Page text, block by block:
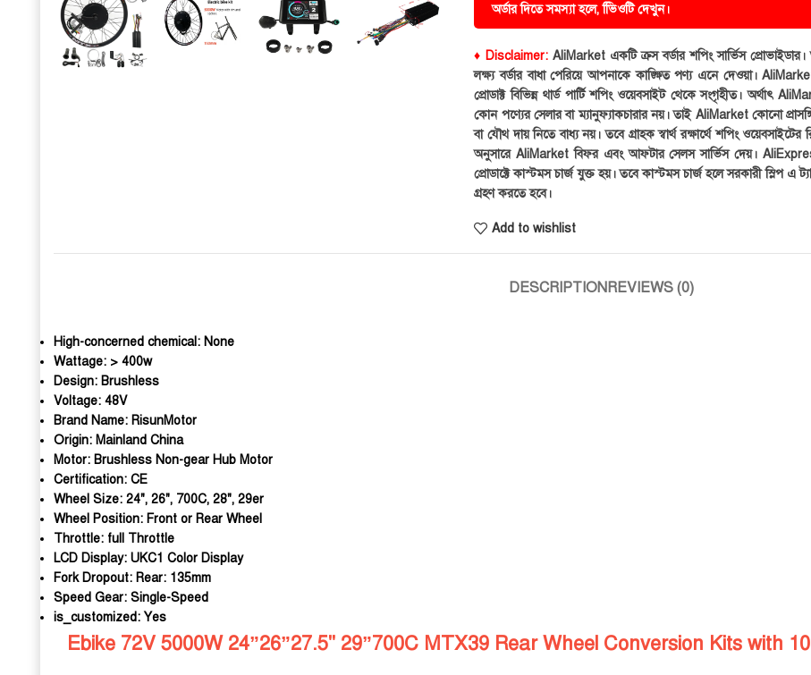
অর্ডার দিতে সমস্যা হলে, ভিিওটি দেখুন।
♦ Disclaimer:AliMarket একটি ক্রস বর্ডার শপিং সার্ভিস
লক্ষ্য বর্ডার বাধা পেরিয়ে আপনাকে কাঙ্ক্ষিত পণ্য এনে দেওয়া।
প্রোডাক্ট বিভিন্ন থার্ড পার্টি শপিং ওয়েবসাইট থেকে সংগৃহীত। অর্থাৎ
কোন পণ্যের সেলার বা ম্যানুফ্যাকচারার নয়। তাই AliMarket কোনো
বা যৌথ দায় নিতে বাধ্য নয়। তবে গ্রাহক স্বার্থ রক্ষার্থে শপিং ওয়েবসাইটের
অনুসারে AliMarket বিফর এবং আফটার সেলস সার্ভিস দেয়।
প্রোডাক্টে কাস্টমস চার্জ যুক্ত হয়। তবে কাস্টমস চার্জ হলে সরকারী স্লিপ এ
গ্রহণ করতে হবে।
Add to wishlist
DESCRIPTIONREVIEWS (0)
High-concerned chemical: None
Wattage: > 400w
Design: Brushless
Voltage: 48V
Brand Name: RisunMotor
Origin: Mainland China
Motor: Brushless Non-gear Hub Motor
Certification: CE
Wheel Size: 24", 26", 700C, 28", 29er
Wheel Position: Front or Rear Wheel
Throttle: full Throttle
LCD Display: UKC1 Color Display
Fork Dropout: Rear: 135mm
Speed Gear: Single-Speed
is_customized: Yes
Ebike 72V 5000W 24”26”27.5" 29”700C MTX39 Rear Wheel Conversion Kits with